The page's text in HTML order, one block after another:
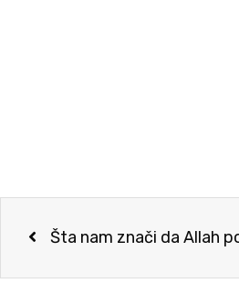
Šta nam znači da Allah